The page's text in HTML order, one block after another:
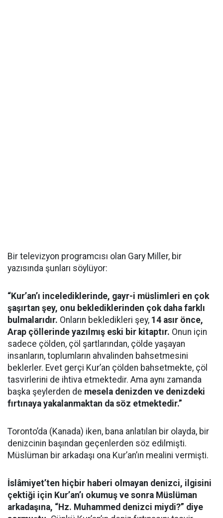
Bir televizyon programcısı olan Gary Miller, bir
yazısında şunları söylüyor:
“Kur’an’ı incelediklerinde, gayr-i müslimleri en çok
şaşırtan şey, onu beklediklerinden çok daha farklı
bulmalarıdır. Onların bekledikleri şey, 14 asır önce,
Arap çöllerinde yazılmış eski bir kitaptır. Onun için
sadece çölden, çöl şartlarından, çölde yaşayan
insanların, toplumların ahvalinden bahsetmesini
beklerler. Evet gerçi Kur’an çölden bahsetmekte, çöl
tasvirlerini de ihtiva etmektedir. Ama aynı zamanda
başka şeylerden de mesela denizden ve denizdeki
fırtınaya yakalanmaktan da söz etmektedir.”
Toronto’da (Kanada) iken, bana anlatılan bir olayda, bir
denizcinin başından geçenlerden söz edilmişti.
Müslüman bir arkadaşı ona Kur’an’ın mealini vermişti.
İslâmiyet’ten hiçbir haberi olmayan denizci, ilgisini
çektiği için Kur’an’ı okumuş ve sonra Müslüman
arkadaşına, “Hz. Muhammed denizci miydi?” diye